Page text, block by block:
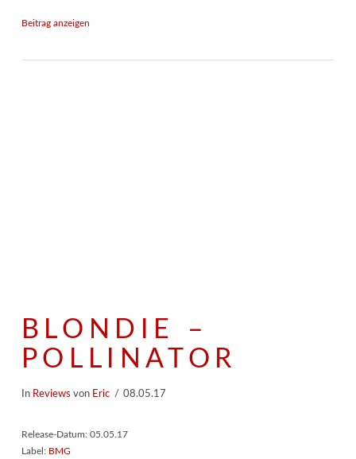
Beitrag anzeigen
BLONDIE –
POLLINATOR
In Reviews von Eric 08.05.17
Release-Datum: 05.05.17
Label: BMG